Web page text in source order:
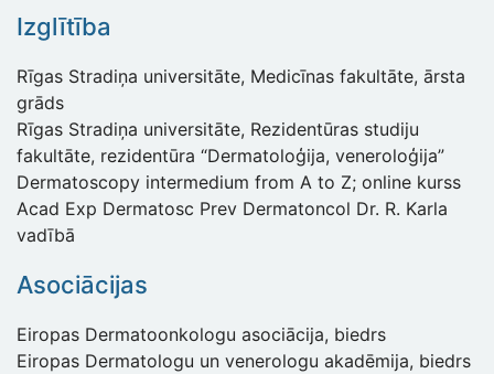
Izglītība
Rīgas Stradiņa universitāte, Medicīnas fakultāte, ārsta
grāds
Rīgas Stradiņa universitāte, Rezidentūras studiju
fakultāte, rezidentūra “Dermatoloģija, veneroloģija”
Dermatoscopy intermedium from A to Z; online kurss
Acad Exp Dermatosc Prev Dermatoncol Dr. R. Karla
vadībā
Asociācijas
Eiropas Dermatoonkologu asociācija, biedrs
Eiropas Dermatologu un venerologu akadēmija, biedrs